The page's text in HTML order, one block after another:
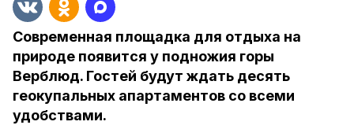
Современная площадка для отдыха на
природе появится у подножия горы
Верблюд. Гостей будут ждать десять
геокупальных апартаментов со всеми
удобствами.